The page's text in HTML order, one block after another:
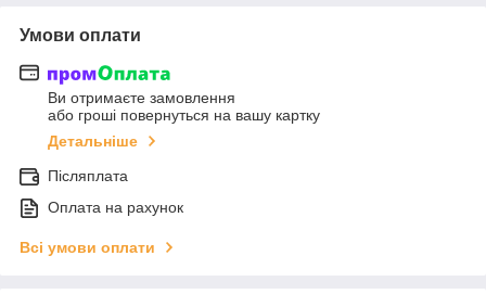
Умови оплати
Ви отримаєте замовлення
або гроші повернуться на вашу картку
Детальніше
Післяплата
Оплата на рахунок
Всі умови оплати